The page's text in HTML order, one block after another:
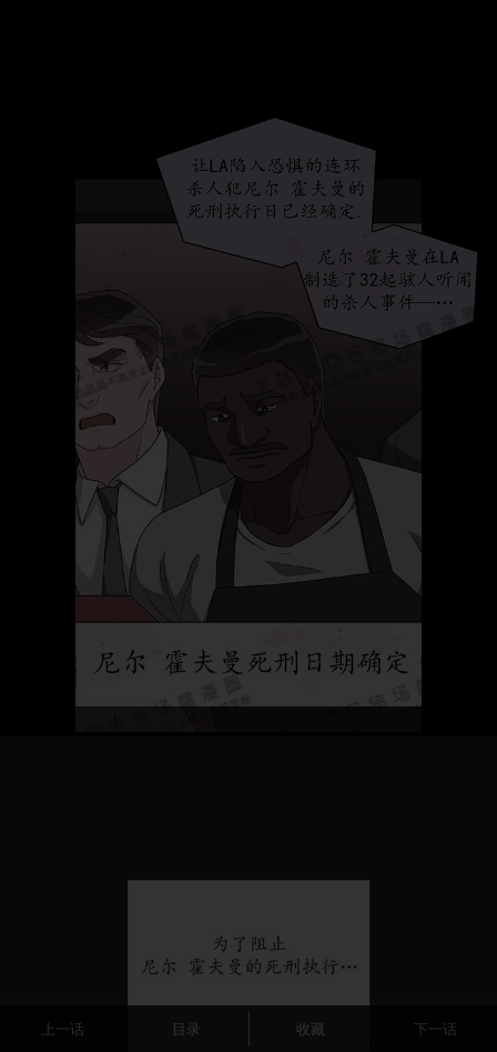
上一话 目录 收藏 下一话